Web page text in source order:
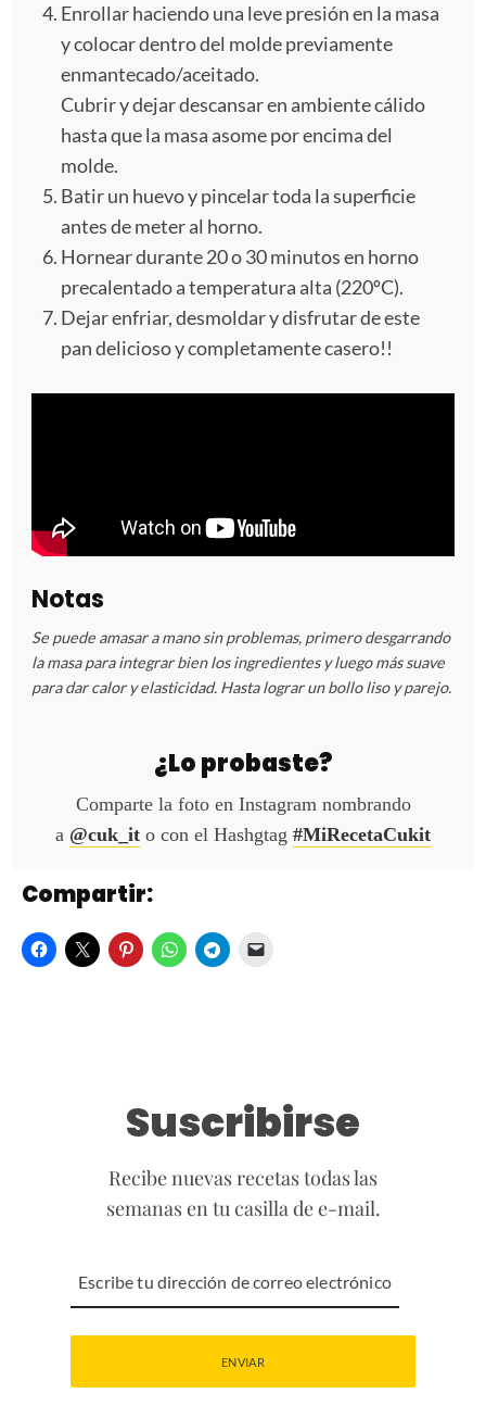
Enrollar haciendo una leve presión en la masa
y colocar dentro del molde previamente
enmantecado/aceitado.
Cubrir y dejar descansar en ambiente cálido
hasta que la masa asome por encima del
molde.
Batir un huevo y pincelar toda la superficie
antes de meter al horno.
Hornear durante 20 o 30 minutos en horno
precalentado a temperatura alta (220ºC).
Dejar enfriar, desmoldar y disfrutar de este
pan delicioso y completamente casero!!
Notas
Se puede amasar a mano sin problemas, primero desgarrando
la masa para integrar bien los ingredientes y luego más suave
para dar calor y elasticidad. Hasta lograr un bollo liso y parejo.
¿Lo probaste?
Comparte la foto en Instagram nombrando
a @cuk_it o con el Hashgtag #MiRecetaCukit
Compartir:
Suscribirse
Recibe nuevas recetas todas las
semanas en tu casilla de e-mail.